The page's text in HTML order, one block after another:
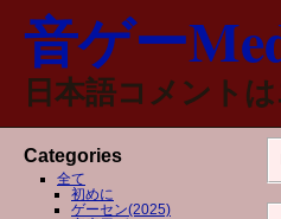
音ゲー
日本語コメント
Categories
全て
初めに
ゲーセン(2025)